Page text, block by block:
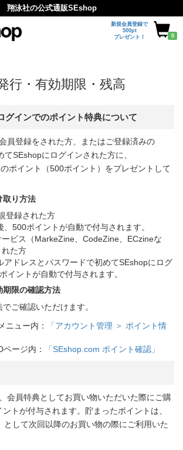
翔泳社の公式通販SEshop
新規会員登録で
500pt
プレゼント！
0
行・有効期限・残高
グインでのポイント特典について
員登録をされた方、またはご登録済みの
てSEshopにログインされた方に、
ポイント（500ポイント）をプレゼントして
取り方法
登録された方
500ポイントが自動で付与されます。
ビス（MarkeZine、CodeZine、ECzineな
れた方
ドレスとパスワードで初めてSEshopにログ
イントが自動で付与されます。
期限の確認方法
ご確認いただけます。
ニュー内：
「アカウント管理 ＞ ポイント情
ージ内：
「SEshop.com ポイント確認」
会員特典としてお買い物いただいた際にご購
トが付与されます。貯まったポイントは、
として次回以降のお買い物の際にご利用いた